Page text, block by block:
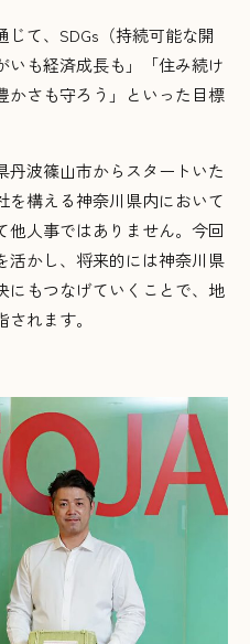
て、SDGs（持続可能な開
も経済成長も」「住み続け
かさも守ろう」といった目標
丹波篠山市からスタートいた
を構える神奈川県内において
他人事ではありません。今回
活かし、将来的には神奈川県
にもつなげていくことで、地
れます。